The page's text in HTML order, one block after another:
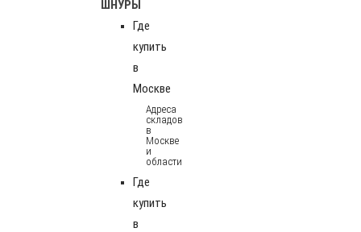
ШНУРЫ
Где
купить
в
Москве
Адреса
складов
в
Москве
и
области
Где
купить
в